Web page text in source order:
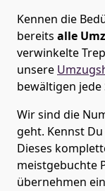
Kennen die
bereits alle
verwinkelte
unsere
bewältigen jede
Wir sind die
geht. Kennst
Dieses
meistgebuchte
übernehmen